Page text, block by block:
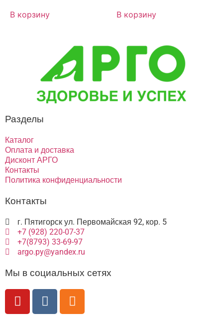
В корзину В корзину
Разделы
Каталог
Оплата и доставка
Дисконт АРГО
Контакты
Политика конфиденциальности
Контакты
г. Пятигорск ул. Первомайская 92, кор. 5
+7 (928) 220-07-37
+7(8793) 33-69-97
argo.py@yandex.ru
Мы в социальных сетях